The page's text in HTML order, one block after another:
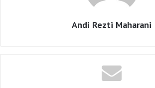
Andi Rezti Maharani